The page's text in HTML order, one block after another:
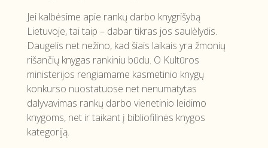
Jei kalbėsime apie rankų darbo knygrišybą
Lietuvoje, tai taip – dabar tikras jos saulėlydis.
Daugelis net nežino, kad šiais laikais yra žmonių
rišančių knygas rankiniu būdu. O Kultūros
ministerijos rengiamame kasmetinio knygų
konkurso nuostatuose net nenumatytas
dalyvavimas rankų darbo vienetinio leidimo
knygoms, net ir taikant į bibliofilinės knygos
kategoriją.